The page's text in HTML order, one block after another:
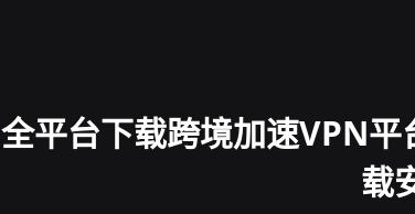
全平台下载跨境加速VPN
载